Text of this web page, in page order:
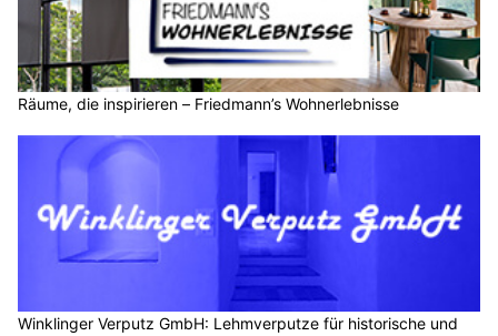
Räume, die inspirieren – Friedmann’s Wohnerlebnisse
Winklinger Verputz GmbH: Lehmverputze für historische und